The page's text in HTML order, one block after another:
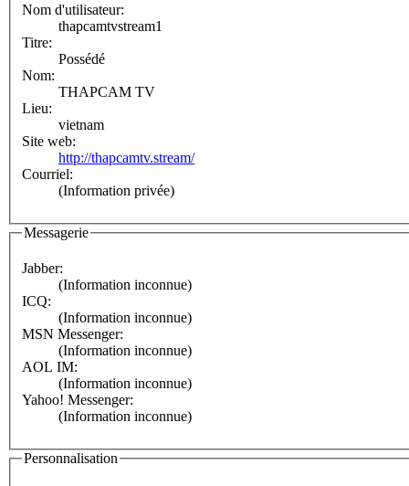
Nom d'utilisateur:
thapcamtvstream1
Titre:
Possédé
Nom:
THAPCAM TV
Lieu:
vietnam
Site web:
http://thapcamtv.stream/
Courriel:
(Information privée)
Messagerie
Jabber:
(Information inconnue)
ICQ:
(Information inconnue)
MSN Messenger:
(Information inconnue)
AOL IM:
(Information inconnue)
Yahoo! Messenger:
(Information inconnue)
Personnalisation